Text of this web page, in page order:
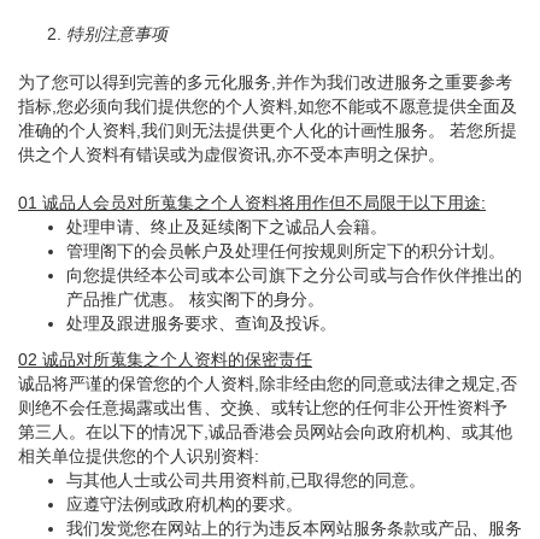
2. 特别注意事项
为了您可以得到完善的多元化服务,并作为我们改进服务之重要参考
指标,您必须向我们提供您的个人资料,如您不能或不愿意提供全面及
准确的个人资料,我们则无法提供更个人化的计画性服务。 若您所提
供之个人资料有错误或为虚假资讯,亦不受本声明之保护。
01 诚品人会员对所蒐集之个人资料将用作但不局限于以下用途:
处理申请、终止及延续阁下之诚品人会籍。
管理阁下的会员帐户及处理任何按规则所定下的积分计划。
向您提供经本公司或本公司旗下之分公司或与合作伙伴推出的
产品推广优惠。 核实阁下的身分。
处理及跟进服务要求、查询及投诉。
02 诚品对所蒐集之个人资料的保密责任
诚品将严谨的保管您的个人资料,除非经由您的同意或法律之规定,否
则绝不会任意揭露或出售、交换、或转让您的任何非公开性资料予
第三人。在以下的情况下,诚品香港会员网站会向政府机构、或其他
相关单位提供您的个人识别资料:
与其他人士或公司共用资料前,已取得您的同意。
应遵守法例或政府机构的要求。
我们发觉您在网站上的行为违反本网站服务条款或产品、服务